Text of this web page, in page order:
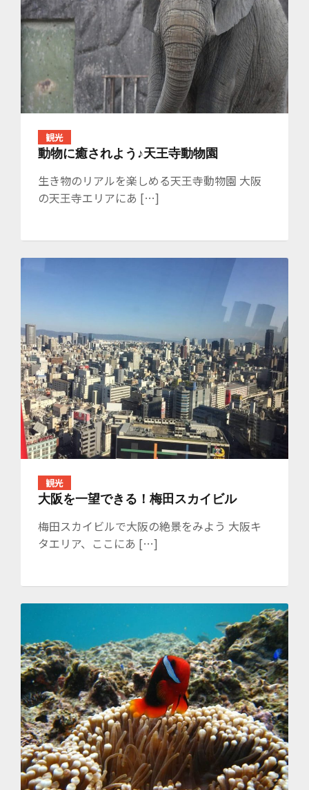
観光
動物に癒されよう♪天王寺動物園
生き物のリアルを楽しめる天王寺動物園 大阪
の天王寺エリアにあ […]
観光
大阪を一望できる！梅田スカイビル
梅田スカイビルで大阪の絶景をみよう 大阪キ
タエリア、ここにあ […]